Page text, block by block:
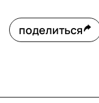
поделиться